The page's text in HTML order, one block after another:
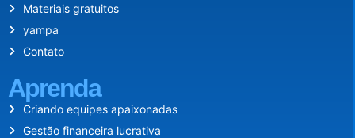
Materiais gratuitos
yampa
Contato
Aprenda
Criando equipes apaixonadas
Gestão financeira lucrativa